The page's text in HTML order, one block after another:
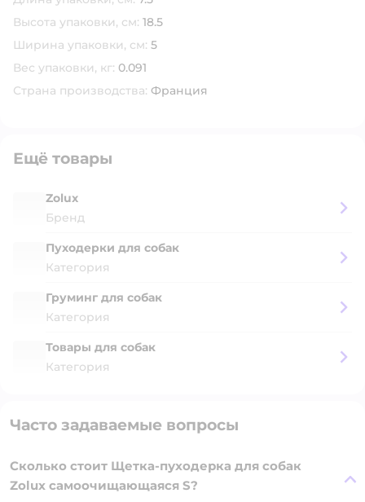
Высота упаковки, см: 18.5
Ширина упаковки, см: 5
Вес упаковки, кг: 0.091
Страна производства: Франция
Ещё товары
Zolux
Бренд
Пуходерки для собак
Категория
Груминг для собак
Категория
Товары для собак
Категория
Часто задаваемые вопросы
Сколько стоит Щетка-пуходерка для собак
Zolux самоочищающаяся S?